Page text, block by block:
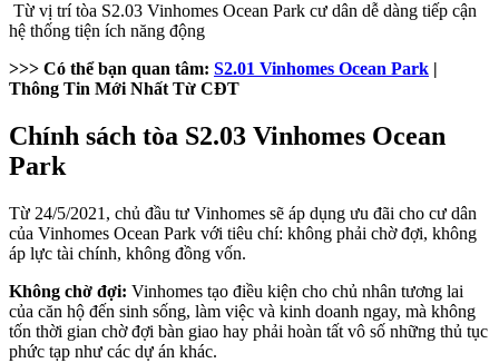
Từ vị trí tòa S2.03 Vinhomes Ocean Park cư dân dễ dàng tiếp cận
hệ thống tiện ích năng động
>>> Có thể bạn quan tâm: S2.01 Vinhomes Ocean Park |
Thông Tin Mới Nhất Từ CĐT
Chính sách tòa S2.03 Vinhomes Ocean
Park
Từ 24/5/2021, chủ đầu tư Vinhomes sẽ áp dụng ưu đãi cho cư dân
của Vinhomes Ocean Park với tiêu chí: không phải chờ đợi, không
áp lực tài chính, không đồng vốn.
Không chờ đợi: Vinhomes tạo điều kiện cho chủ nhân tương lai
của căn hộ đến sinh sống, làm việc và kinh doanh ngay, mà không
tốn thời gian chờ đợi bàn giao hay phải hoàn tất vô số những thủ tục
phức tạp như các dự án khác.